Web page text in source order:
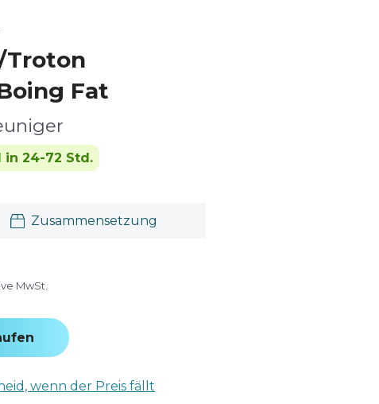
Troton
Fat
in 24-72 Std.
Zusammensetzung
MwSt.
wenn der Preis fällt